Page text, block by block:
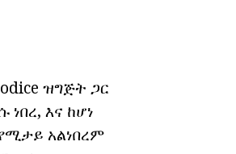
ዝግጅት ጋር
እና ከሆነ
አልነበረም